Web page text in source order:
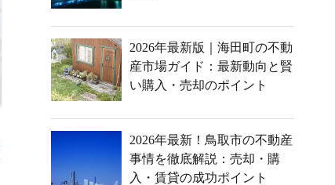
2026年最新版｜海田町の不動
産市場ガイド：最新動向と賢
い購入・売却のポイント
2026年最新！鳥取市の不動産
事情を徹底解説：売却・購
入・賃貸の成功ポイント